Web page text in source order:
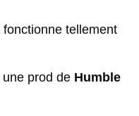
tellement
prod de Humble